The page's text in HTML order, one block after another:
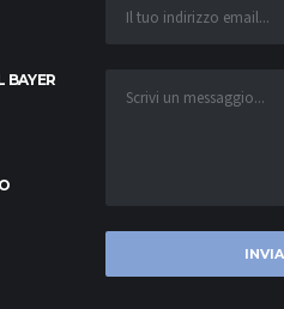
BAYER